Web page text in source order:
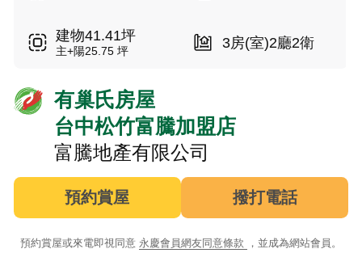
建物41.41坪
主+陽25.75 坪 3房(室)2廳2衛
有巢氏房屋
台中松竹富騰加盟店
富騰地產有限公司
預約賞屋 撥打電話
預約賞屋或來電即視同意 永慶會員網友同意條款 ，並成為網站會員。